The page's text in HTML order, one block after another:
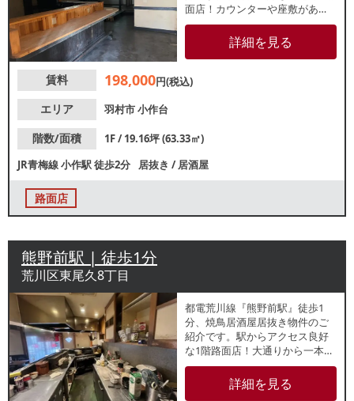
面店！カウンターや座敷があ
り、和食店や定食屋等におすす
めです。地域密着型店舗をお探
しの方におすすめです。諸条件
詳細を見る
賃料 198,000円(税込)
エリア
羽村市小作台
階数/面積
1F / 19.16坪 (63.33㎡)
JR青梅線小作駅徒歩2分 居抜き /居酒屋
路面店
熊野前駅 | 徒歩1分
荒川区東尾久8丁目
都電荒川線『熊野前駅』徒歩1
分、焼鳥居酒屋居抜き物件のご
紹介です。駅からアクセス良好
な1階路面店！大通りから一本入
ってすぐの立地で、周辺ではフ
ァストフード店やラーメン店が
営業中です。業種等お気軽にお
詳細を見る